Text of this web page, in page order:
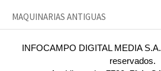
MAQUINARIAS ANTIGUAS
INFOCAMPO DIGITAL MEDIA
reservados.